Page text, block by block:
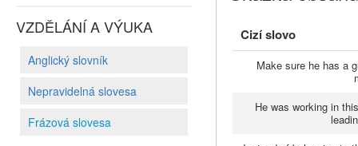
VZDĚLÁNÍ A VÝUKA
Anglický slovník
Nepravidelná slovesa
Frázová slovesa
Cizí slovo
Make sure he has a
He was working in